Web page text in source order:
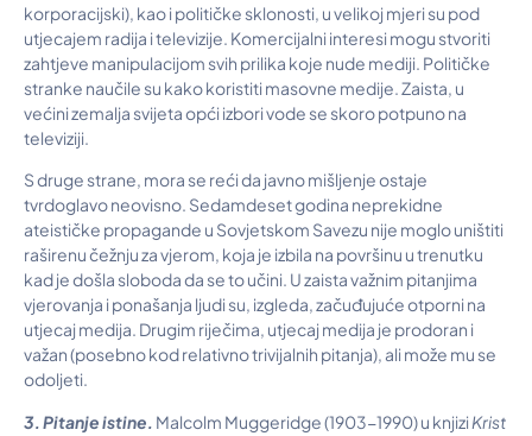
korporacijski), kao i političke sklonosti, u velikoj mjeri su pod
utjecajem radija i televizije. Komercijalni interesi mogu stvoriti
zahtjeve manipulacijom svih prilika koje nude mediji. Političke
stranke naučile su kako koristiti masovne medije. Zaista, u
većini zemalja svijeta opći izbori vode se skoro potpuno na
televiziji.
S druge strane, mora se reći da javno mišljenje ostaje
tvrdoglavo neovisno. Sedamdeset godina neprekidne
ateističke propagande u Sovjetskom Savezu nije moglo uništiti
raširenu čežnju za vjerom, koja je izbila na površinu u trenutku
kad je došla sloboda da se to učini. U zaista važnim pitanjima
vjerovanja i ponašanja ljudi su, izgleda, začuđujuće otporni na
utjecaj medija. Drugim riječima, utjecaj medija je prodoran i
važan (posebno kod relativno trivijalnih pitanja), ali može mu se
odoljeti.
3. Pitanje istine. Malcolm Muggeridge (1903-1990) u knjizi Krist